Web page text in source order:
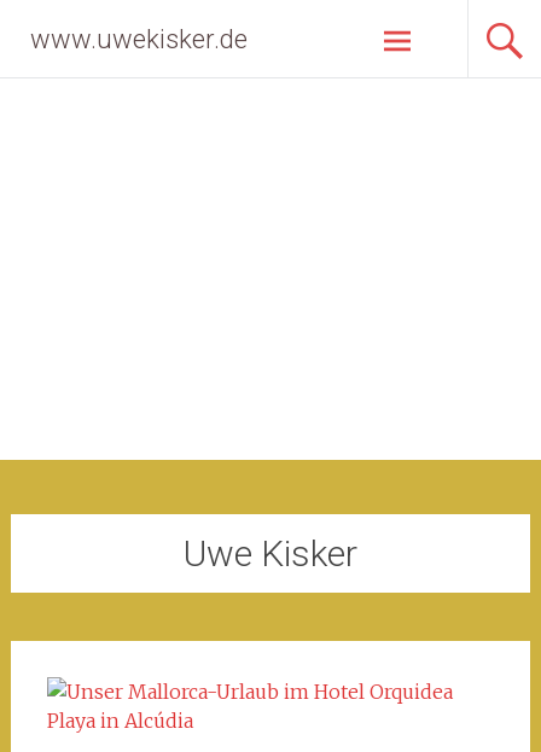
Inhalt
springen
www.uwekisker.de
Uwe Kisker